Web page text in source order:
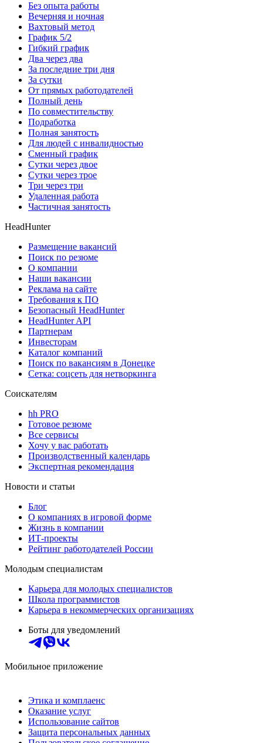
Без опыта работы
Вечерняя и ночная
Вахтовый метод
График 5/2
Гибкий график
Два через два
За последние три дня
За сутки
От прямых работодателей
Полный день
По совместительству
Подработка
Полная занятость
Для людей с инвалидностью
Сменный график
Сутки через двое
Сутки через трое
Три через три
Удаленная работа
Частичная занятость
HeadHunter
Размещение вакансий
Поиск по резюме
О компании
Наши вакансии
Реклама на сайте
Требования к ПО
Безопасный HeadHunter
HeadHunter API
Партнерам
Инвесторам
Каталог компаний
Поиск по вакансиям в Донецке
Сетка: соцсеть для нетворкинга
Соискателям
hh PRO
Готовое резюме
Все сервисы
Хочу у вас работать
Производственный календарь
Экспертная рекомендация
Новости и статьи
Блог
О компаниях в игровой форме
Жизнь в компании
ИТ-проекты
Рейтинг работодателей России
Молодым специалистам
Карьера для молодых специалистов
Школа программистов
Карьера в некоммерческих организациях
Боты для уведомлений
Мобильное приложение
Этика и комплаенс
Оказание услуг
Использование сайтов
Защита персональных данных